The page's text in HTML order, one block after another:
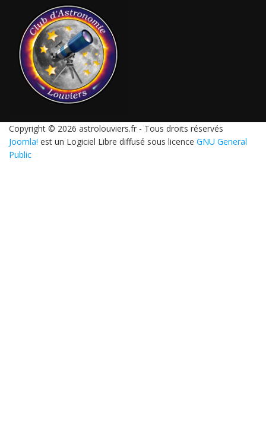
Copyright © 2026 astrolouviers.fr - Tous droits réservés
Joomla! est un Logiciel Libre diffusé sous licence GNU General
Public